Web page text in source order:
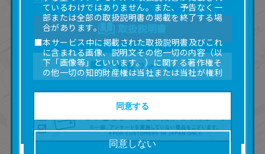
取扱説明書
ご意見フォーム
ているわけではありません。また、予告なく一
部または全部の取扱説明書の掲載を終了する場
合があります。
■本サービス中に掲載された取扱説明書及びこれ
に含まれる画像、説明文その他一切の内容（以
下「画像等」といいます。）に関する著作権そ
の他一切の知的財産権は当社または当社が権利
の許諾を受ける第三者に帰属します。
使用（本サービス内の意見投稿の目的での画像
等の利用を含みます。）を超えて使用（複製、
複写、改変、掲示、頒布、配信、販売、出版等
を含むがこれに限りません。）することは禁止
同意しない
同意する